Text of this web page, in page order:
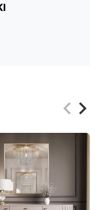
keyboard_arrow_left
keyboard_arrow_right